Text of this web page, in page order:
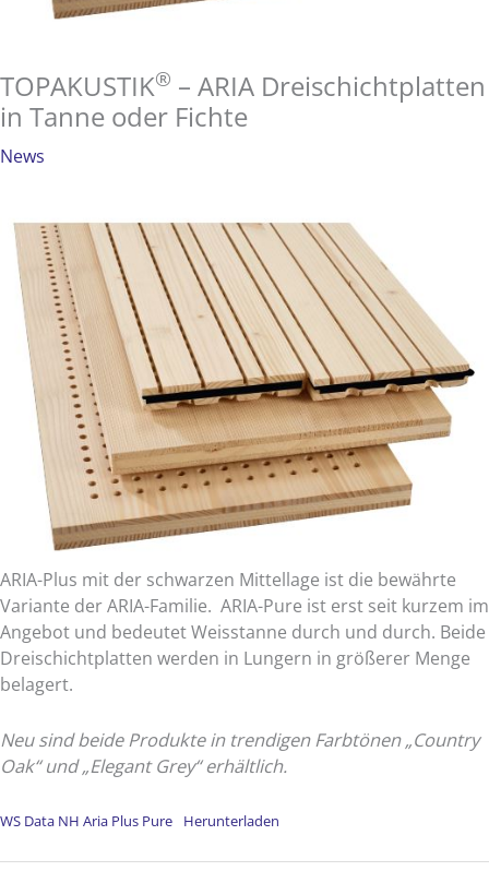
TOPAKUSTIK® – ARIA Dreischichtplatten
in Tanne oder Fichte
News
ARIA-Plus mit der schwarzen Mittellage ist die bewährte
Variante der ARIA-Familie. ARIA-Pure ist erst seit kurzem im
Angebot und bedeutet Weisstanne durch und durch. Beide
Dreischichtplatten werden in Lungern in größerer Menge
belagert.
Neu sind beide Produkte in trendigen Farbtönen „Country
Oak“ und „Elegant Grey“ erhältlich.
WS Data NH Aria Plus Pure Herunterladen